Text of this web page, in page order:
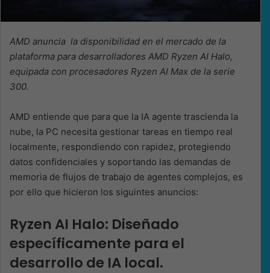
AMD anuncia la disponibilidad en el mercado de la
plataforma para desarrolladores AMD Ryzen AI Halo,
equipada con procesadores Ryzen AI Max de la serie
300.
AMD entiende que para que la IA agente trascienda la
nube, la PC necesita gestionar tareas en tiempo real
localmente, respondiendo con rapidez, protegiendo
datos confidenciales y soportando las demandas de
memoria de flujos de trabajo de agentes complejos, es
por ello que hicieron los siguintes anuncios:
Ryzen AI Halo: Diseñado
específicamente para el
desarrollo de IA local.